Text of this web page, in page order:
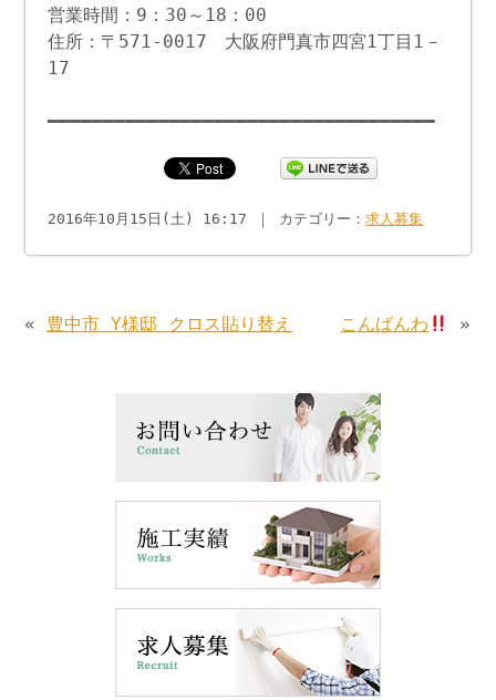
営業時間：9：30～18：00
住所：〒571-0017 大阪府門真市四宮1丁目1－
17
━━━━━━━━━━━━━━━━━━━━━━━━━━━━━━━━━━━
2016年10月15日(土) 16:17 ｜ カテゴリー：求人募集
« 豊中市 Y様邸 クロス貼り替え こんばんわ »